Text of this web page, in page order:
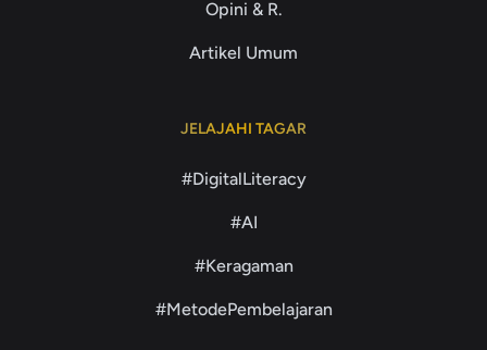
Opini & R.
Artikel Umum
JELAJAHI TAGAR
#DigitalLiteracy
#AI
#Keragaman
#MetodePembelajaran